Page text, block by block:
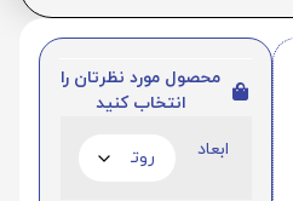
محصول مورد نظرتان را
انتخاب کنید
ابعاد